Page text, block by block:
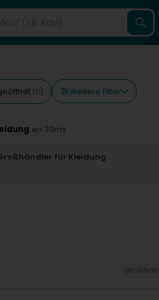
(0) Weitere Filter
en 39ms
für Kleidung